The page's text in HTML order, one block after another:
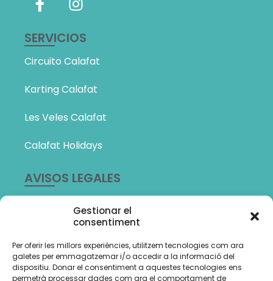
Gestionar el
consentiment
Per oferir les millors experiències, utilitzem tecnologies com ara
galetes per emmagatzemar i/o accedir a la informació del
dispositiu. Donar el consentiment a aquestes tecnologies ens
permetrà processar dades com ara el comportament de
SERVICIOS
Circuito Calafat
Karting Calafat
Les Veles Calafat
Calafat Holidays
AVISOS LEGALES
Política de cookies (UE)
Amb el suport de: